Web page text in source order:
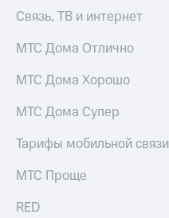
Новости
в
регионе
и акционерам
Корпоративное
управление
Корпоративный
Раскрытие
Связь, ТВ и интернет
МТС Дома Отлично
МТС Дома Хорошо
МТС Дома Супер
Тарифы мобильной связи
МТС Проще
RED